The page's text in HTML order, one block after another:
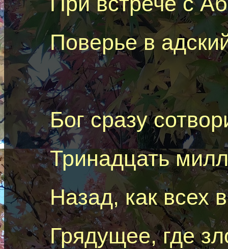
Поверье в
Бог сразу
Тринадцать
Назад, как всех
Грядущее, гдезл